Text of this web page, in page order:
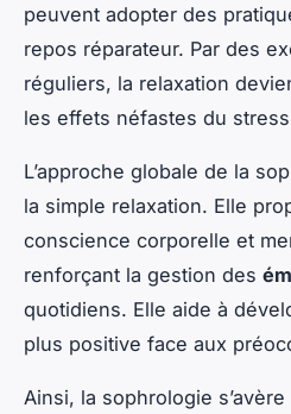
peuvent adopter des
repos réparateur. Par des
réguliers, la relaxation
les effets néfastes du
L’approche globale de la
la simple relaxation. Elle
conscience corporelle et
renforçant la gestion des
quotidiens. Elle aide à
plus positive face aux
Ainsi, la sophrologie